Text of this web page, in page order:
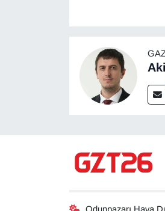
Odunpazarı Hava